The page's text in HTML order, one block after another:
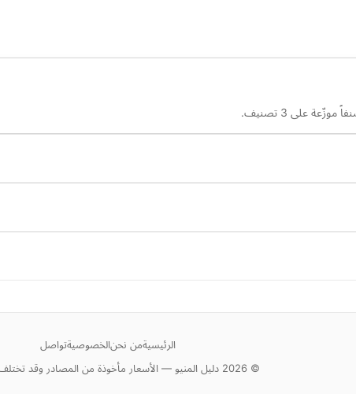
الرئيسيةمن نحنالخصوصيةتواصل
© 2026 دليل المنيو — الأسعار مأخوذة من المصادر وقد تختلف عن الواقع